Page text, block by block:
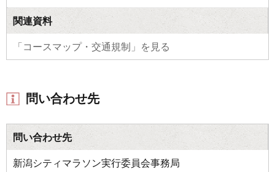
関連資料
「コースマップ・交通規制」を見る
問い合わせ先
問い合わせ先
新潟シティマラソン実行委員会事務局